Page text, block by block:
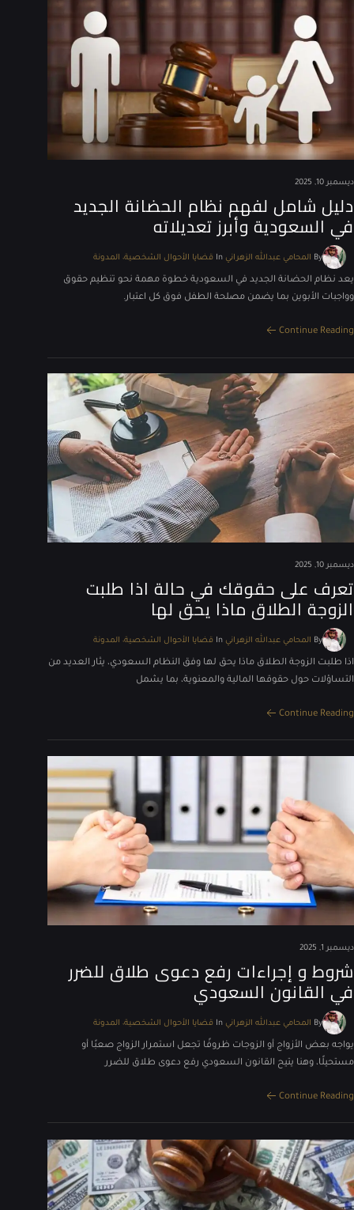
ديسمبر 10, 2025
دليل شامل لفهم نظام الحضانة الجديد
في السعودية وأبرز تعديلاته
By المحامي عبدالله الزهراني In قضايا الأحوال الشخصية المدونة
يعد نظام الحضانة الجديد في السعودية خطوة مهمة نحو تنظيم حقوق
وواجبات الأبوين بما يضمن مصلحة الطفل فوق كل اعتبار.
Continue Reading
ديسمبر 10, 2025
تعرف على حقوقك في حالة اذا طلبت
الزوجة الطلاق ماذا يحق لها
By المحامي عبدالله الزهراني In قضايا الأحوال الشخصية المدونة
اذا طلبت الزوجة الطلاق ماذا يحق لها وفق النظام السعودي، يثار العديد من
التساؤلات حول حقوقها المالية والمعنوية، بما يشمل
Continue Reading
ديسمبر 1, 2025
شروط و إجراءات رفع دعوى طلاق للضرر
في القانون السعودي
By المحامي عبدالله الزهراني In قضايا الأحوال الشخصية المدونة
يواجه بعض الأزواج أو الزوجات ظروفًا تجعل استمرار الزواج صعبًا أو
مستحيلًا، وهنا يتيح القانون السعودي رفع دعوى طلاق للضرر
Continue Reading